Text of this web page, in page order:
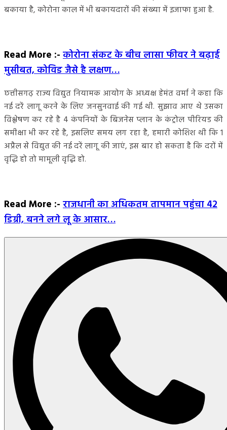
बकाया है, कोरोना काल में भी बकायदारों की संख्या में इजाफा हुआ है.
Read More :- कोरोना संकट के बीच लासा फीवर ने बढ़ाई
मुसीबत, कोविड जैसे है लक्षण…
छत्तीसगढ़ राज्य विद्युत नियामक आयोग के अध्यक्ष हेमंत वर्मा ने कहा कि
नई दरें लागू करने के लिए जनसुनवाई की गई थी. सुझाव आए थे उसका
विश्लेषण कर रहे है 4 कंपनियों के बिजनेस प्लान के कंट्रोल पीरियड की
समीक्षा भी कर रहे है, इसलिए समय लग रहा है, हमारी कोशिश थी कि 1
अप्रैल से विद्युत की नई दरें लागू की जाएं, इस बार हो सकता है कि दरों में
वृद्धि हो तो मामूली वृद्धि हो.
Read More :- राजधानी का अधिकतम तापमान पहुंचा 42
डिग्री, बनने लगे लू के आसार…